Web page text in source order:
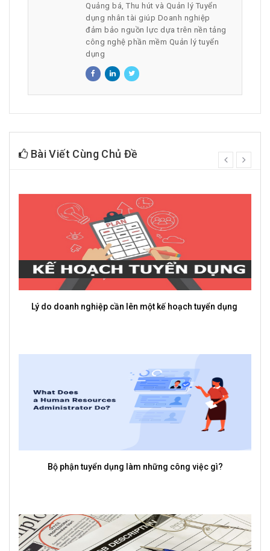
Quảng bá, Thu hút và Quản lý Tuyển
dụng nhân tài giúp Doanh nghiệp
đảm bảo nguồn lực dựa trên nền tảng
công nghệ phần mềm Quản lý tuyển
dụng
Bài Viết Cùng Chủ Đề
Lý do doanh nghiệp cần lên một kế hoạch tuyển dụng
Bộ phận tuyển dụng làm những công việc gì?
prev